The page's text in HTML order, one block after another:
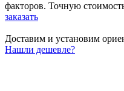
факторов. Точную
заказать
Доставим и установим
Нашли дешевле?